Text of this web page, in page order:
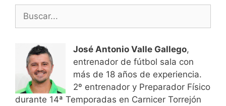
José Antonio Valle Gallego,
entrenador de fútbol sala con
más de 18 años de experiencia.
2º entrenador y Preparador Físico
durante 14ª Temporadas en Carnicer Torrejón